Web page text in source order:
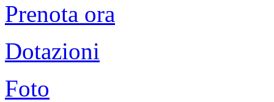
Prenota ora
Dotazioni
Foto